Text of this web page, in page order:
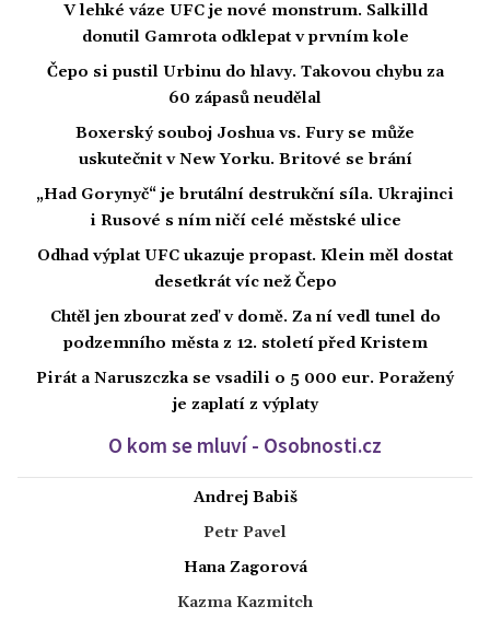
V lehké váze UFC je nové monstrum. Salkilld
donutil Gamrota odklepat v prvním kole
Čepo si pustil Urbinu do hlavy. Takovou chybu za
60 zápasů neudělal
Boxerský souboj Joshua vs. Fury se může
uskutečnit v New Yorku. Britové se brání
„Had Gorynyč“ je brutální destrukční síla. Ukrajinci
i Rusové s ním ničí celé městské ulice
Odhad výplat UFC ukazuje propast. Klein měl dostat
desetkrát víc než Čepo
Chtěl jen zbourat zeď v domě. Za ní vedl tunel do
podzemního města z 12. století před Kristem
Pirát a Naruszczka se vsadili o 5 000 eur. Poražený
je zaplatí z výplaty
O kom se mluví - Osobnosti.cz
Andrej Babiš
Petr Pavel
Hana Zagorová
Kazma Kazmitch